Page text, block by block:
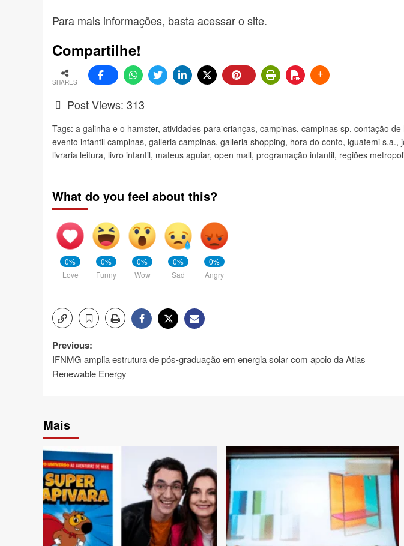
Para mais informações, basta acessar o site.
Compartilhe!
SHARES
Post Views: 313
Tags: a galinha e o hamster, atividades para crianças, campinas, campinas sp, contação de
evento infantil campinas, galleria campinas, galleria shopping, hora do conto, iguatemi s.a.,
livraria leitura, livro infantil, mateus aguiar, open mall, programação infantil, regiões
What do you feel about this?
0%
Love
0%
Funny
0%
Wow
0%
Sad
0%
Angry
Post
navigation
Previous:
IFNMG amplia estrutura de pós-graduação em energia solar com apoio da Atlas
Renewable Energy
Mais